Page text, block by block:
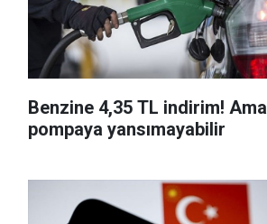
Benzine 4,35 TL indirim! Ama
pompaya yansımayabilir